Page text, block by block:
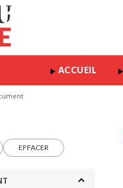
ACCUEIL
EFFACER